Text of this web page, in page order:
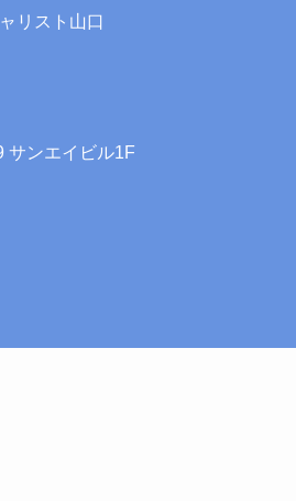
リスト山口
サンエイビル1F